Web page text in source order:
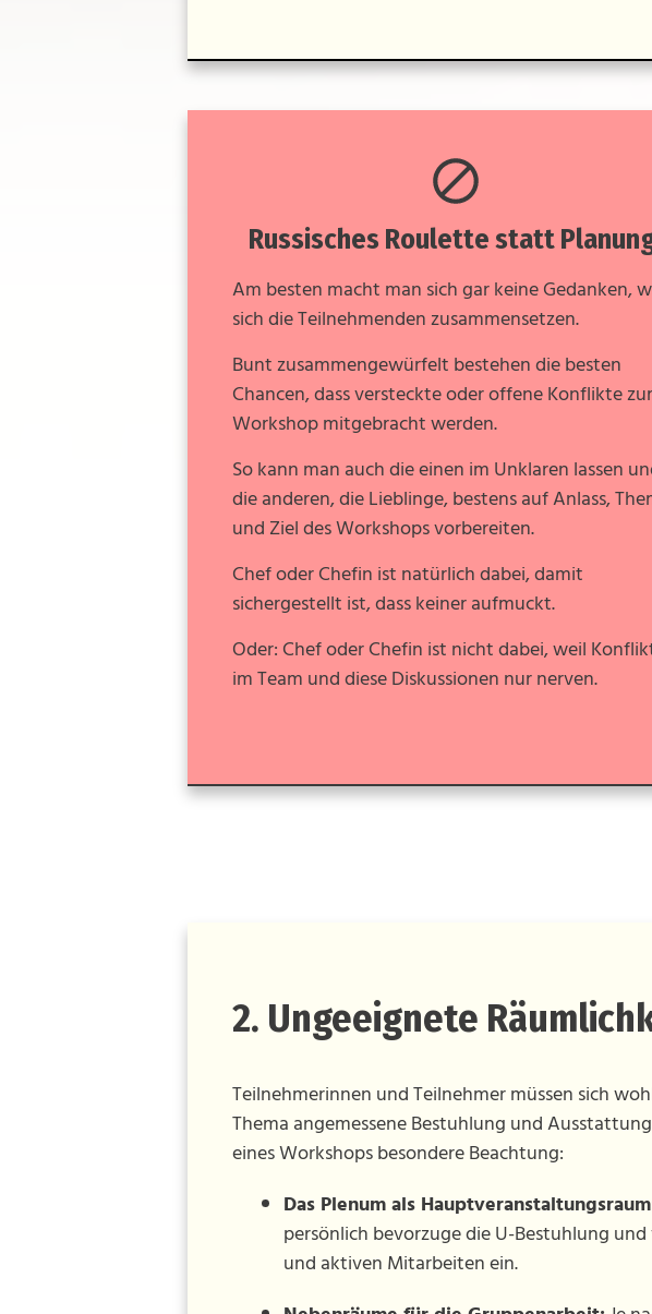
Russisches Roulette statt
Am besten macht man sich gar keine Gedanken,
sich die Teilnehmenden zusammensetzen.
Bunt zusammengewürfelt bestehen die besten
Chancen, dass versteckte oder offene Konflikte
Workshop mitgebracht werden.
So kann man auch die einen im Unklaren lassen
die anderen, die Lieblinge, bestens auf Anlass,
und Ziel des Workshops vorbereiten.
Chef oder Chefin ist natürlich dabei, damit
sichergestellt ist, dass keiner aufmuckt.
Oder: Chef oder Chefin ist nicht dabei, weil
im Team und diese Diskussionen nur nerven.
2. Ungeeignete
Teilnehmerinnen und Teilnehmer müssen sich
Thema angemessene Bestuhlung und
eines Workshops besondere Beachtung:
Das Plenum als
persönlich bevorzuge die U-Bestuhlung
und aktiven Mitarbeiten ein.